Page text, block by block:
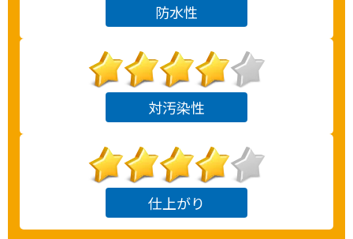
防水性
対汚染性
仕上がり